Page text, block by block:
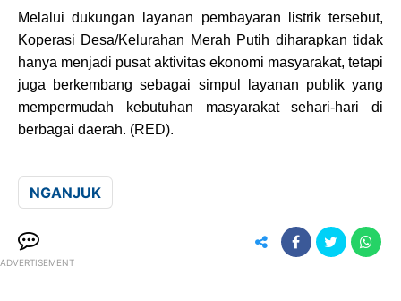
Melalui dukungan layanan pembayaran listrik tersebut,
Koperasi Desa/Kelurahan Merah Putih diharapkan tidak
hanya menjadi pusat aktivitas ekonomi masyarakat, tetapi
juga berkembang sebagai simpul layanan publik yang
mempermudah kebutuhan masyarakat sehari-hari di
berbagai daerah. (RED).
NGANJUK
ADVERTISEMENT